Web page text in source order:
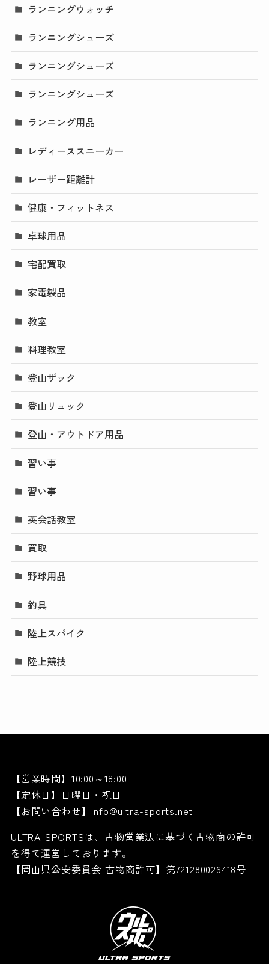
ランニングウォッチ
ランニングシューズ
ランニングシューズ
ランニングシューズ
ランニング用品
レディーススニーカー
レーザー距離計
健康・フィットネス
卓球用品
宅配買取
家電製品
教室
料理教室
登山ザック
登山リュック
登山・アウトドア用品
習い事
習い事
英会話教室
買取
野球用品
釣具
陸上スパイク
陸上競技
【営業時間】10:00～18:00
【定休日】日曜日・祝日
【お問い合わせ】info@ultra-sports.net
ULTRA SPORTSは、古物営業法に基づく古物商の許可
を得て運営しております。
【岡山県公安委員会 古物商許可】第721280026418号